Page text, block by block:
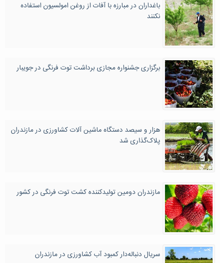
باغداران در مبارزه با آفات از روغن امولسیون استفاده
نکنند
برگزاری جشنواره مجازی برداشت توت فرنگی در جویبار
هزار و سیصد دستگاه ماشین آلات کشاورزی در مازندران
پلاک‌گذاری شد
مازندران دومین تولیدکننده کشت توت فرنگی در کشور
سریال دنباله‌دار کمبود آب کشاورزی در مازندران